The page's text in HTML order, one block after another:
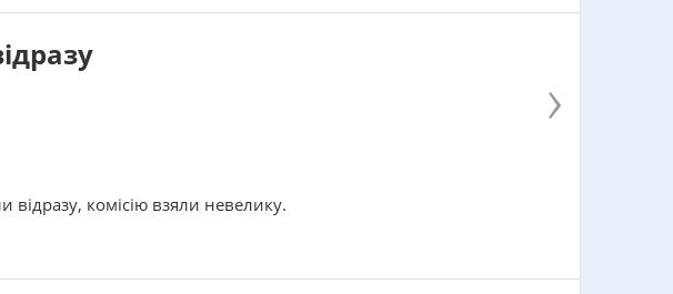
комісію взяли невелику.
›